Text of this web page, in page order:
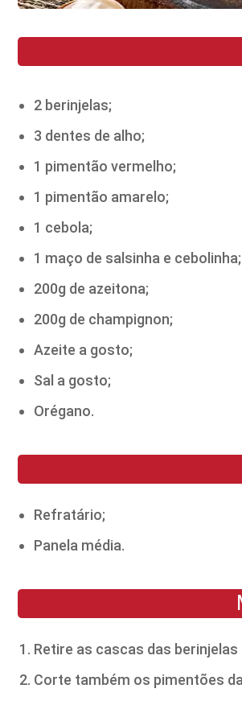
2 berinjelas;
3 dentes de alho;
1 pimentão vermelho;
1 pimentão amarelo;
1 cebola;
1 maço de salsinha e cebolinha;
200g de azeitona;
200g de champignon;
Azeite a gosto;
Sal a gosto;
Orégano.
Refratário;
Panela média.
Retire as cascas das
Corte também os pimentões